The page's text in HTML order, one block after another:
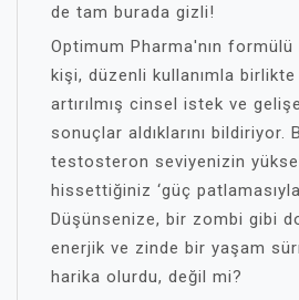
de tam burada gizli!
Optimum Pharma'nın
kişi, düzenli kullanımla
artırılmış cinsel istek ve
sonuçlar aldıklarını bildiriyor.
testosteron seviyenizin
hissettiğiniz ‘güç
Düşünsenize, bir zombi gibi
enerjik ve zinde bir yaşam
harika olurdu, değil mi?